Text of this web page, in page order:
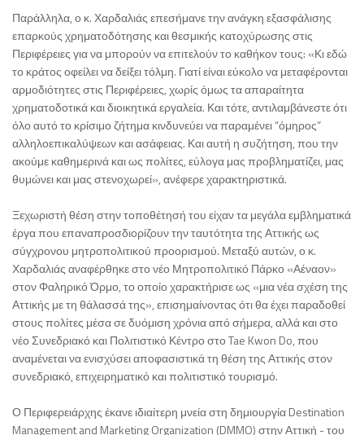
Παράλληλα, ο κ. Χαρδαλιάς επεσήμανε την ανάγκη εξασφάλισης
επαρκούς χρηματοδότησης και θεσμικής κατοχύρωσης στις
Περιφέρειες για να μπορούν να επιτελούν το καθήκον τους: «Κι εδώ
το κράτος οφείλει να δείξει τόλμη. Γιατί είναι εύκολο να μεταφέρονται
αρμοδιότητες στις Περιφέρειες, χωρίς όμως τα απαραίτητα
χρηματοδοτικά και διοικητικά εργαλεία. Και τότε, αντιλαμβάνεστε ότι
όλο αυτό το κρίσιμο ζήτημα κινδυνεύει να παραμένει “όμηρος”
αλληλοεπικαλύψεων και ασάφειας. Και αυτή η συζήτηση, που την
ακούμε καθημερινά και ως πολίτες, εύλογα μας προβληματίζει, μας
θυμώνει και μας στενοχωρεί», ανέφερε χαρακτηριστικά.
Ξεχωριστή θέση στην τοποθέτησή του είχαν τα μεγάλα εμβληματικά
έργα που επαναπροσδιορίζουν την ταυτότητα της Αττικής ως
σύγχρονου μητροπολιτικού προορισμού. Μεταξύ αυτών, ο κ.
Χαρδαλιάς αναφέρθηκε στο νέο Μητροπολιτικό Πάρκο «Αέναον»
στον Φαληρικό Όρμο, το οποίο χαρακτήρισε ως «μια νέα σχέση της
Αττικής με τη θάλασσά της», επισημαίνοντας ότι θα έχει παραδοθεί
στους πολίτες μέσα σε δυόμιση χρόνια από σήμερα, αλλά και στο
νέο Συνεδριακό και Πολιτιστικό Κέντρο στο Tae Kwon Do, που
αναμένεται να ενισχύσει αποφασιστικά τη θέση της Αττικής στον
συνεδριακό, επιχειρηματικό και πολιτιστικό τουρισμό.
Ο Περιφερειάρχης έκανε ιδιαίτερη μνεία στη δημιουργία Destination
Management and Marketing Organization (DMMO) στην Αττική - του